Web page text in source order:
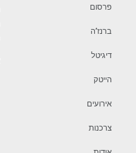
פרסום
ברנז’ה
דיגיטל
הייטק
אירועים
צרכנות